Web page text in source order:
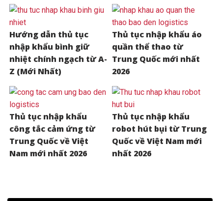
Hướng dẫn thủ tục
nhập khẩu bình giữ
nhiệt chính ngạch từ A-
Z (Mới Nhất)
Thủ tục nhập khẩu áo
quần thể thao từ
Trung Quốc mới nhất
2026
Thủ tục nhập khẩu
công tắc cảm ứng từ
Trung Quốc về Việt
Nam mới nhất 2026
Thủ tục nhập khẩu
robot hút bụi từ Trung
Quốc về Việt Nam mới
nhất 2026